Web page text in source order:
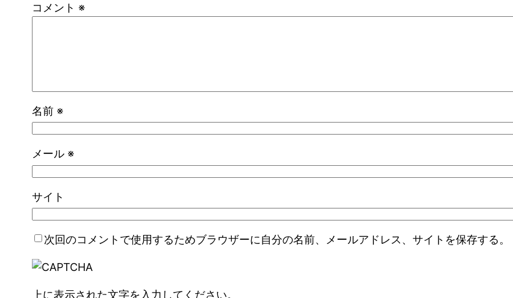
コメント ※
名前 ※
メール ※
サイト
次回のコメントで使用するためブラウザーに自分の名前、メールアドレス、サイトを保存する。
上に表示された文字を入力してください。